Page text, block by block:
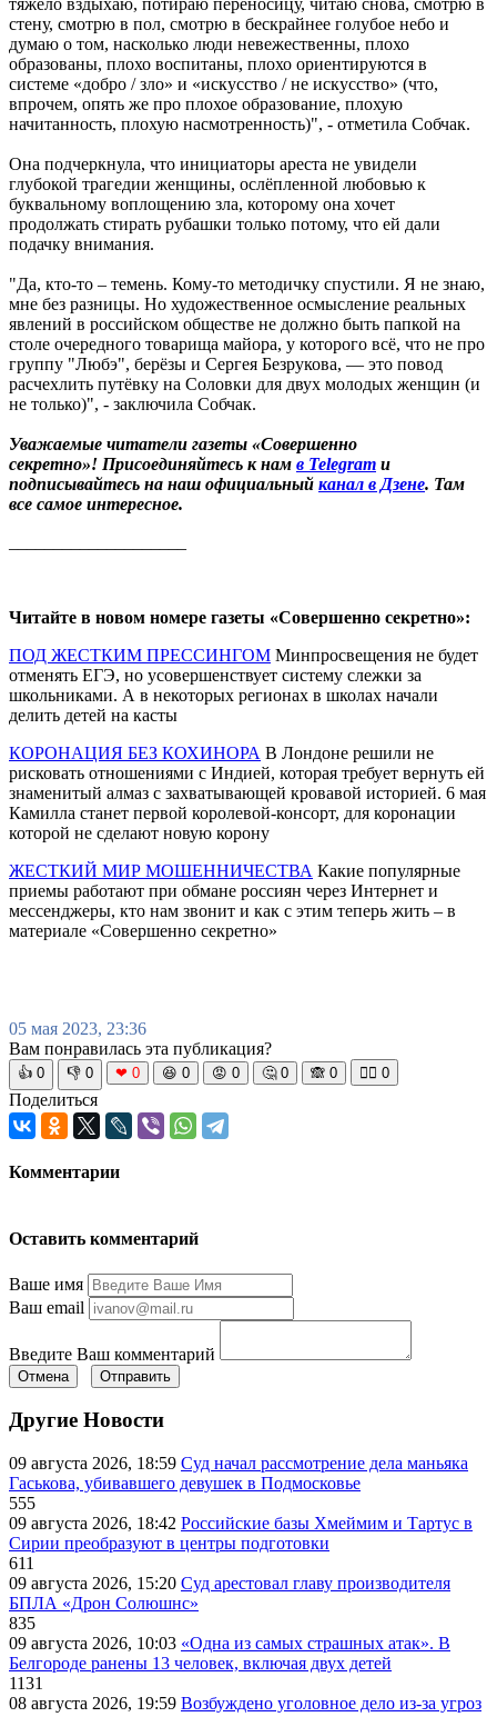
стену, смотрю в пол, смотрю в бескрайнее голубое небо и
думаю о том, насколько люди невежественны, плохо
образованы, плохо воспитаны, плохо ориентируются в
системе «добро / зло» и «искусство / не искусство» (что,
впрочем, опять же про плохое образование, плохую
начитанность, плохую насмотренность)", - отметила Собчак.
Она подчеркнула, что инициаторы ареста не увидели
глубокой трагедии женщины, ослёпленной любовью к
буквальному воплощению зла, которому она хочет
продолжать стирать рубашки только потому, что ей дали
подачку внимания.
"Да, кто-то – темень. Кому-то методичку спустили. Я не знаю,
мне без разницы. Но художественное осмысление реальных
явлений в российском обществе не должно быть папкой на
столе очередного товарища майора, у которого всё, что не про
группу "Любэ", берёзы и Сергея Безрукова, — это повод
расчехлить путёвку на Соловки для двух молодых женщин (и
не только)", - заключила Собчак.
Уважаемые читатели газеты «Совершенно
секретно»! Присоединяйтесь к нам в Telegram и
подписывайтесь на наш официальный канал в Дзене. Там
все самое интересное.
Читайте в новом номере газеты «Совершенно секретно»:
ПОД ЖЕСТКИМ ПРЕССИНГОМ Минпросвещения не будет
отменять ЕГЭ, но усовершенствует систему слежки за
школьниками. А в некоторых регионах в школах начали
делить детей на касты
КОРОНАЦИЯ БЕЗ КОХИНОРА В Лондоне решили не
рисковать отношениями с Индией, которая требует вернуть ей
знаменитый алмаз с захватывающей кровавой историей. 6 мая
Камилла станет первой королевой-консорт, для коронации
которой не сделают новую корону
ЖЕСТКИЙ МИР МОШЕННИЧЕСТВА Какие популярные
приемы работают при обмане россиян через Интернет и
мессенджеры, кто нам звонит и как с этим теперь жить – в
материале «Совершенно секретно»
05 мая 2023, 23:36
Вам понравилась эта публикация?
👍 0 👎 0 ❤ 0 😆 0 😡 0 🤔 0 🙈 0 🧘‍♀️ 0
Поделиться
Комментарии
Оставить комментарий
Ваше имя
Ваш email
Введите Ваш комментарий
Отмена Отправить
Другие Новости
09 августа 2026, 18:59 Суд начал рассмотрение дела маньяка
Гаськова, убивавшего девушек в Подмосковье
555
09 августа 2026, 18:42 Российские базы Хмеймим и Тартус в
Сирии преобразуют в центры подготовки
611
09 августа 2026, 15:20 Суд арестовал главу производителя
БПЛА «Дрон Солюшнс»
835
09 августа 2026, 10:03 «Одна из самых страшных атак». В
Белгороде ранены 13 человек, включая двух детей
1131
08 августа 2026, 19:59 Возбуждено уголовное дело из-за угроз